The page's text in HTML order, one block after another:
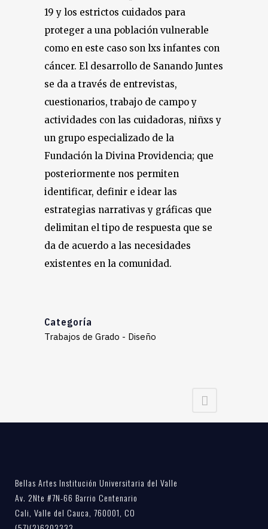
19 y los estrictos cuidados para
proteger a una población vulnerable
como en este caso son lxs infantes con
cáncer. El desarrollo de Sanando Juntes
se da a través de entrevistas,
cuestionarios, trabajo de campo y
actividades con las cuidadoras, niñxs y
un grupo especializado de la
Fundación la Divina Providencia; que
posteriormente nos permiten
identificar, definir e idear las
estrategias narrativas y gráficas que
delimitan el tipo de respuesta que se
da de acuerdo a las necesidades
existentes en la comunidad.
Categoría
Trabajos de Grado - Diseño
Bellas Artes Institución Universitaria del Valle
Av. 2Nte #7N-66 Barrio Centenario
Cali, Valle del Cauca, 760001, CO